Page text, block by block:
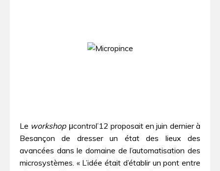
Le workshop μcontrol’12 proposait en juin dernier à
Besançon de dresser un état des lieux des
avancées dans le domaine de l’automatisation des
microsystèmes. « L’idée était d’établir un pont entre